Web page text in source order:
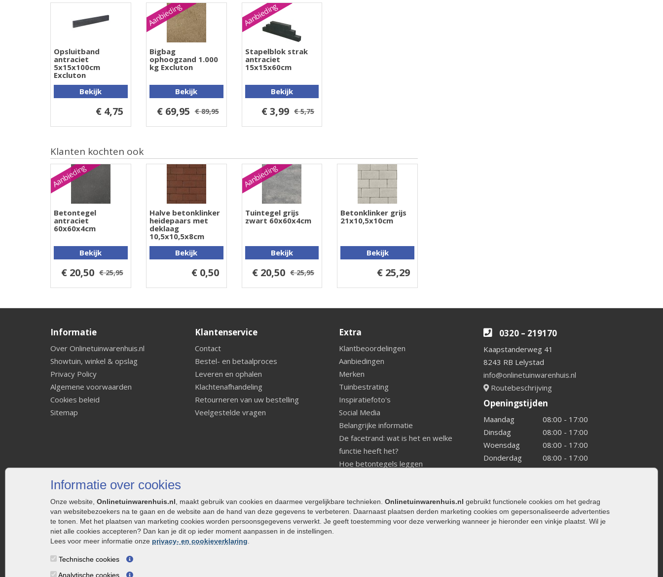
Informatie over cookies
Onze website, Onlinetuinwarenhuis.nl , maakt gebruik van cookies en daarmee vergelijkbare technieken. Onlinetuinwarenhuis.nl gebruikt functionele cookies om het gedrag
van websitebezoekers na te gaan en de website aan de hand van deze gegevens te verbeteren. Daarnaast plaatsen derden marketing cookies om gepersonaliseerde advertenties
te tonen. Met het plaatsen van marketing cookies worden persoonsgegevens verwerkt. Je geeft toestemming voor deze verwerking wanneer je hieronder een vinkje plaatst. Wil je
niet alle cookies accepteren? Dan kan je dit op ieder moment aanpassen in de instellingen.
Lees voor meer informatie onze privacy- en cookieverklaring
Technische cookies
Analytische cookies
Opsluitband
antraciet
5x15x100cm
Excluton
Bekijk
€ 4,75
Aanbieding
Bigbag
ophoogzand 1.000
kg Excluton
Bekijk
€ 69,95 € 89,95
Aanbieding
Stapelblok strak
antraciet
15x15x60cm
Bekijk
€ 3,99 € 5,75
Klanten kochten ook
Aanbieding
Betontegel
antraciet
60x60x4cm
Bekijk
€ 20,50 € 25,95
Halve betonklinker
heidepaars met
deklaag
10,5x10,5x8cm
Bekijk
€ 0,50
Aanbieding
Tuintegel grijs
zwart 60x60x4cm
Bekijk
€ 20,50 € 25,95
Betonklinker grijs
21x10,5x10cm
Bekijk
€ 25,29
Informatie
Over Onlinetuinwarenhuis.nl
Showtuin, winkel & opslag
Privacy Policy
Algemene voorwaarden
Cookies beleid
Sitemap
Klantenservice
Contact
Bestel- en betaalproces
Leveren en ophalen
Klachtenafhandeling
Retourneren van uw bestelling
Veelgestelde vragen
Extra
Klantbeoordelingen
Aanbiedingen
Merken
Tuinbestrating
Inspiratiefoto's
Social Media
Belangrijke informatie
De facetrand: wat is het en welke
functie heeft het?
Hoe betontegels leggen
Welke tuinstijl past bij mij
Strakke tuin inrichten
Legverbanden gebakken bestrating
0320 – 219170
Kaapstanderweg 41
8243 RB Lelystad
info@onlinetuinwarenhuis.nl
Routebeschrijving
Openingstijden
Maandag
08:00 - 17:00
Dinsdag
08:00 - 17:00
Woensdag
08:00 - 17:00
Donderdag
08:00 - 17:00
Vrijdag
08:00 - 17:00